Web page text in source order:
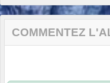
COMMENTEZ